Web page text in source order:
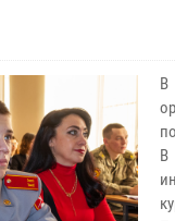
В
В